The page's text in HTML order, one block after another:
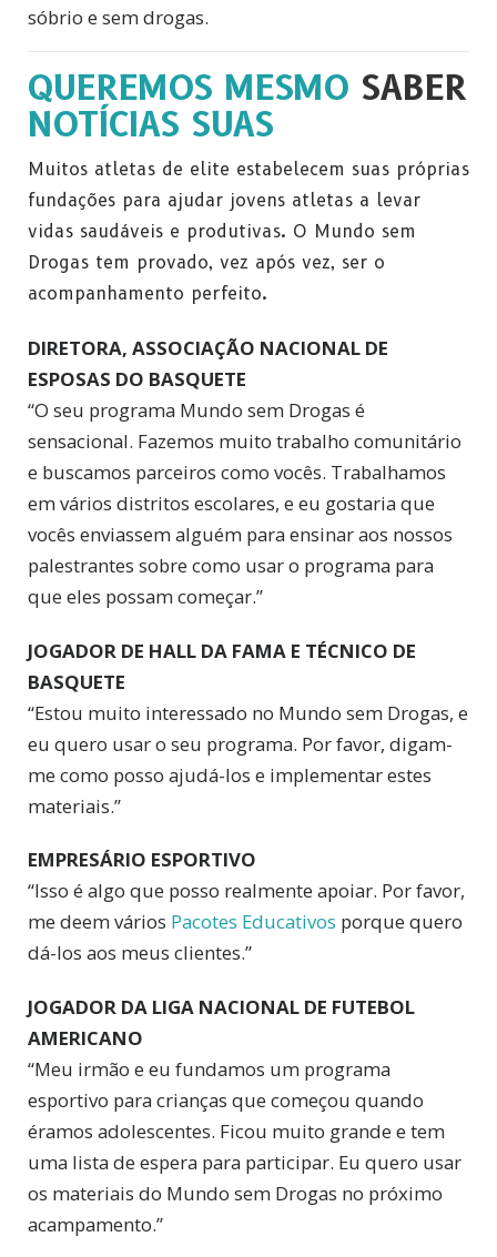
sóbrio e sem drogas.
QUEREMOS MESMO SABER
NOTÍCIAS SUAS
Muitos atletas de elite estabelecem suas próprias
fundações para ajudar jovens atletas a levar
vidas saudáveis e produtivas. O Mundo sem
Drogas tem provado, vez após vez, ser o
acompanhamento perfeito.
DIRETORA, ASSOCIAÇÃO NACIONAL DE
ESPOSAS DO BASQUETE
“O seu programa Mundo sem Drogas é
sensacional. Fazemos muito trabalho comunitário
e buscamos parceiros como vocês. Trabalhamos
em vários distritos escolares, e eu gostaria que
vocês enviassem alguém para ensinar aos nossos
palestrantes sobre como usar o programa para
que eles possam começar.”
JOGADOR DE HALL DA FAMA E TÉCNICO DE
BASQUETE
“Estou muito interessado no Mundo sem Drogas, e
eu quero usar o seu programa. Por favor, digam-
me como posso ajudá-los e implementar estes
materiais.”
EMPRESÁRIO ESPORTIVO
“Isso é algo que posso realmente apoiar. Por favor,
me deem vários Pacotes Educativos porque quero
dá-los aos meus clientes.”
JOGADOR DA LIGA NACIONAL DE FUTEBOL
AMERICANO
“Meu irmão e eu fundamos um programa
esportivo para crianças que começou quando
éramos adolescentes. Ficou muito grande e tem
uma lista de espera para participar. Eu quero usar
os materiais do Mundo sem Drogas no próximo
acampamento.”